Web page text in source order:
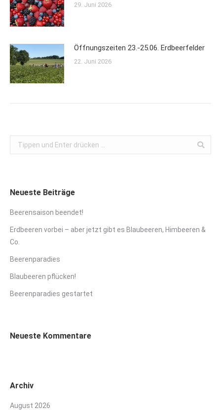
29. Juni 2026
Öffnungszeiten 23.-25.06. Erdbeerfelder
22. Juni 2026
Search:
Neueste Beiträge
Beerensaison beendet!
Erdbeeren vorbei – aber jetzt gibt es Blaubeeren, Himbeeren &
Co.
Beerenparadies
Blaubeeren pflücken!
Beerenparadies gestartet
Neueste Kommentare
Archiv
August 2026